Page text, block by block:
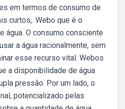
em termos de consumo de
curtos,. Webo que é o
água. O consumo consciente
a água racionalmente, sem
esse recurso vital. Webos
a disponibilidade de água
pressão: Por um lado, o
potencializado pelas